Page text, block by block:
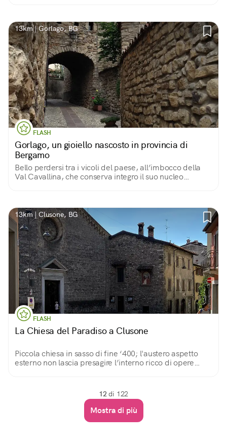
13km | Gorlago, BG
FLASH
Gorlago, un gioiello nascosto in provincia di
Bergamo
Bello perdersi tra i vicoli del paese, all’imbocco della
Val Cavallina, che conserva integro il suo nucleo
13km | Clusone, BG
FLASH
La Chiesa del Paradiso a Clusone
Piccola chiesa in sasso di fine ‘400; l'austero aspetto
esterno non lascia presagire l’interno ricco di opere
12di 122
Mostra di più